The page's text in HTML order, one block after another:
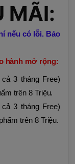
MÃI:
nếu có lỗi. Bảo
hành mở rộng:
3 tháng Free)
trên 8 Triệu.
3 tháng Free)
trên 8 Triệu.